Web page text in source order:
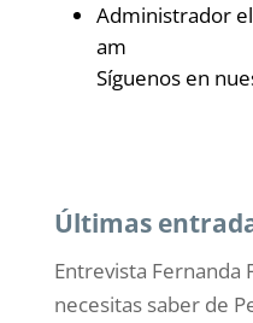
Administrador
am
Síguenos en
Últimas
Entrevista Fernanda
necesitas saber de